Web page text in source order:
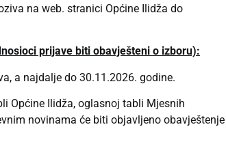
na web. stranici Općine Ilidža do
prijave biti obavješteni o izboru):
a najdalje do 30.11.2026. godine.
Općine Ilidža, oglasnoj tabli Mjesnih
novinama će biti objavljeno obavještenje